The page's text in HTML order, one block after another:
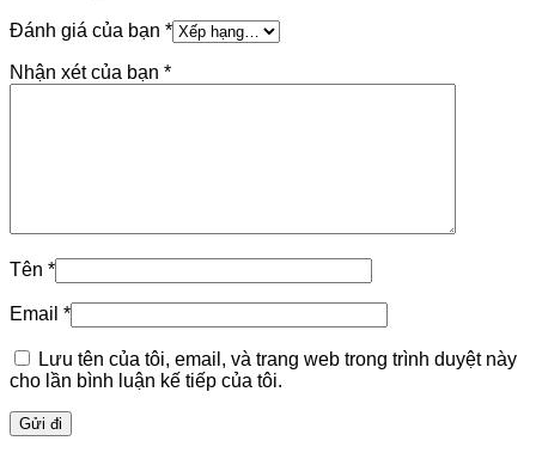
Đánh giá của bạn *
Nhận xét của bạn *
Tên *
Email *
Lưu tên của tôi, email, và trang web trong trình duyệt này
cho lần bình luận kế tiếp của tôi.